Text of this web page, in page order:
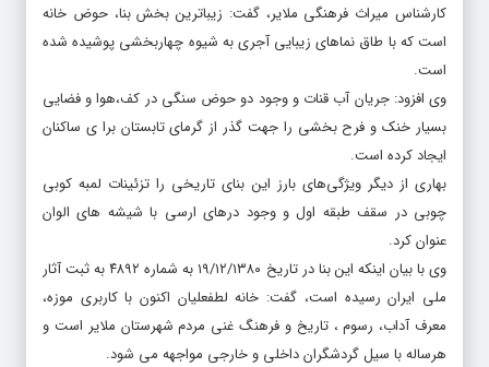
کارشناس میراث فرهنگی ملایر، ‌گفت: زیباترین بخش بنا،‌ حوض خانه
است که با طاق نماهای زیبایی آجری به شیوه چهاربخشی پوشیده شده
است.
وی ‌افزود: جریان آب قنات و وجود دو حوض سنگی ‌در کف،‌هوا و فضایی
بسیار خنک و فرح بخشی را جهت گذر از گرمای تابستان برا ی ساکنان
ایجاد کرده است.
بهاری از دیگر ویژگی‌های بارز این بنای تاریخی را تزئینات لمبه کوبی
چوبی در سقف طبقه اول و وجود درهای ارسی با شیشه های الوان
عنوان کرد.
وی با بیان اینکه این بنا در تاریخ ۱۹/۱۲/۱۳۸۰ به شماره ۴۸۹۲ به ثبت آثار
ملی ایران رسیده است، ‌گفت: خانه لطفعلیان اکنون با کاربری موزه،‌
معرف آداب، رسوم ، تاریخ و فرهنگ غنی مردم شهرستان ملایر است و
هرساله با سیل گردشگران داخلی و خارجی مواجهه می شود.